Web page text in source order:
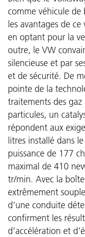
comme véhicule de
les avantages de
en optant pour la
outre, le VW
silencieuse et par
et de sécurité. De
pointe de la
traitements des
particules, un
répondent aux
litres installé dans
puissance de 177
maximal de 410
tr/min. Avec la
extrêmement
d’une conduite
confirment les
d’accélération et